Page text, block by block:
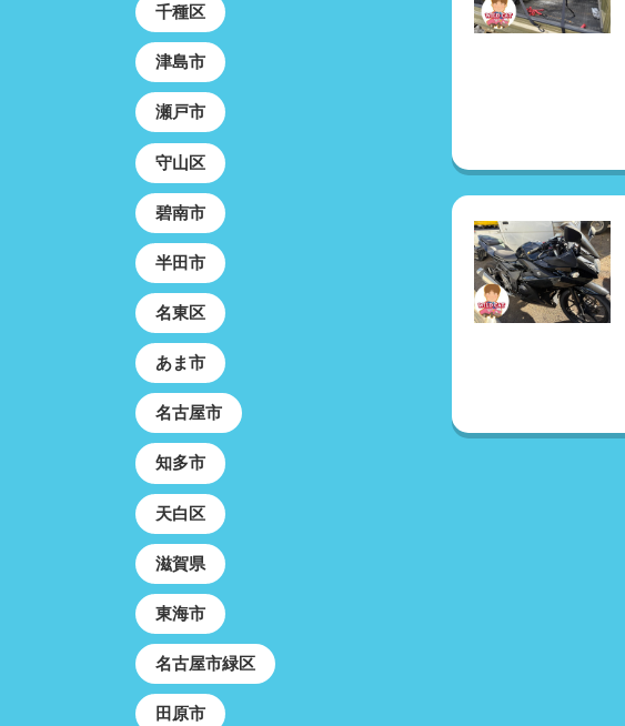
千種区
津島市
瀬戸市
守山区
碧南市
半田市
名東区
あま市
名古屋市
知多市
天白区
滋賀県
東海市
名古屋市緑区
田原市